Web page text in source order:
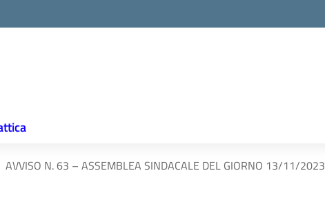
AVVISO N. 63 – ASSEMBLEA SINDACALE DEL GIORNO 13/11/2023